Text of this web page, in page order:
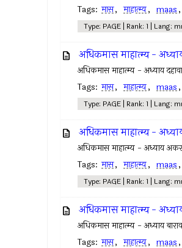
Tags: मास, माहात्म्य, maas,
Type: PAGE | Rank: 1 | Lang:
अधिकमास माहात्म्य -
अधिकमास माहात्म्य - अध्याय दहावा
Tags: मास, माहात्म्य, maas,
Type: PAGE | Rank: 1 | Lang:
अधिकमास माहात्म्य -
अधिकमास माहात्म्य - अध्याय
Tags: मास, माहात्म्य, maas,
Type: PAGE | Rank: 1 | Lang:
अधिकमास माहात्म्य -
अधिकमास माहात्म्य - अध्याय
Tags: मास, माहात्म्य, maas,